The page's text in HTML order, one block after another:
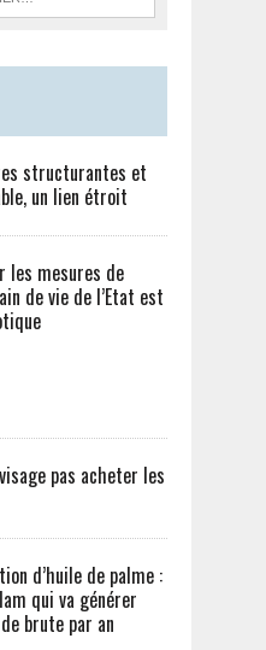
structurantes et
un lien étroit
les mesures de
de vie de l’Etat est
pas acheter les
d’huile de palme :
qui va générer
brute par an